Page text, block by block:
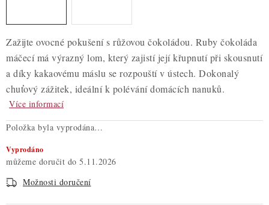
Hodnocení obchodu
Blog
Moje objednávka
Podmínky ochrany osobních údajů
Zažijte ovocné pokušení s růžovou čokoládou. Ruby čokoláda
máčecí má výrazný lom, který zajistí její křupnutí při skousnutí
a díky kakaovému máslu se rozpouští v ústech. Dokonalý
chuťový zážitek, ideální k polévání domácích nanuků.
Více informací
Položka byla vyprodána…
Vyprodáno
5.11.2026
Možnosti doručení